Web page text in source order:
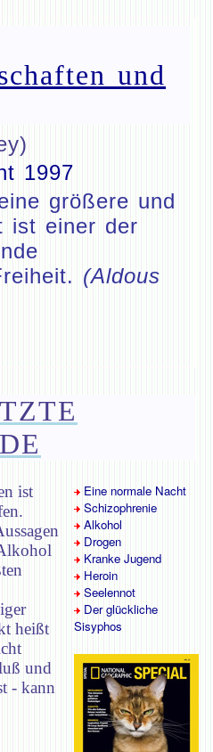
und
1997
größere und
ist einer der
(Aldous
ist
heißt
und
- kann
Eine normale Nacht
Schizophrenie
Alkohol
Drogen
Kranke Jugend
Heroin
Seelennot
Der glückliche
Sisyphos